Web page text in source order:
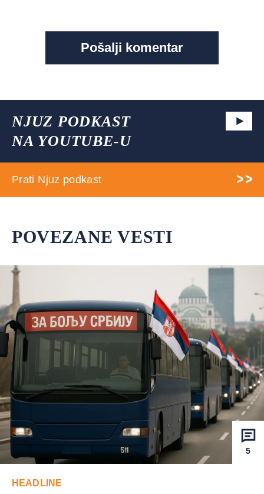
NJUZ PODKAST
NA YOUTUBE-U
Prati Njuz podkast
POVEZANE VESTI
5
HEADLINE